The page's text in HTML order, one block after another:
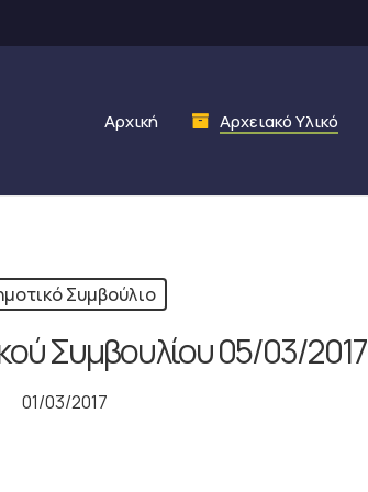
Αρχική Αρχειακό Υλικό
Συμβούλιο
Συμβουλίου 05/03/2017
01/03/2017